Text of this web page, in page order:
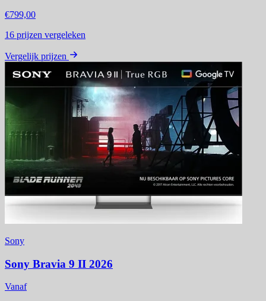
€799,00
16 prijzen vergeleken
Vergelijk prijzen
Sony
Sony Bravia 9 II 2026
Vanaf